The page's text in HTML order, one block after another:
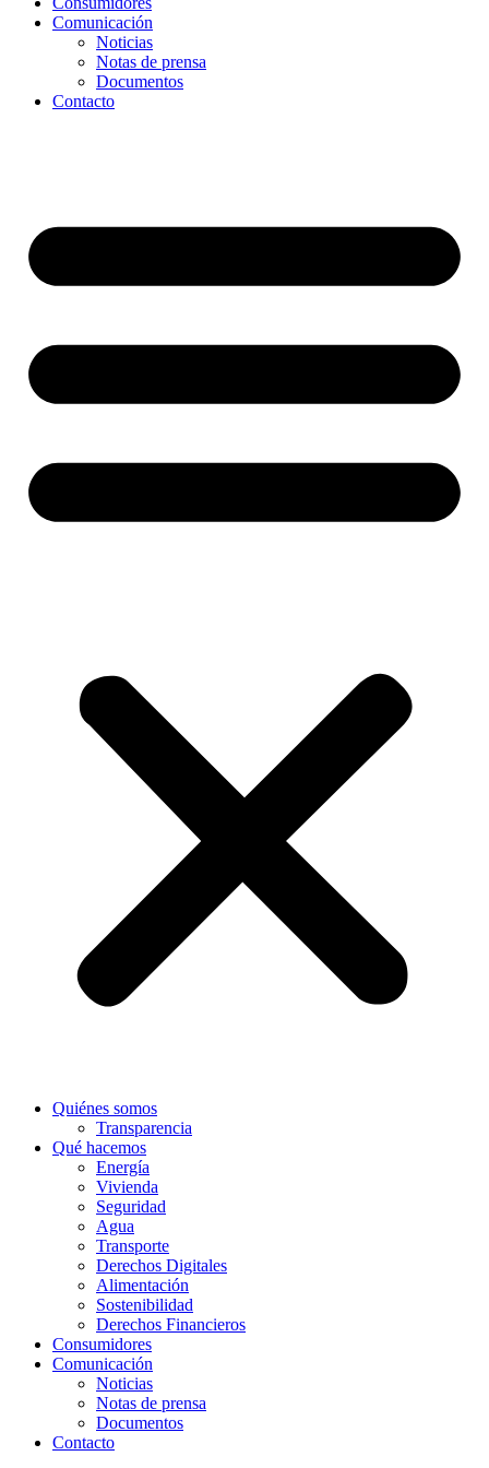
Comunicación
Noticias
Notas de prensa
Documentos
Contacto
Quiénes somos
Transparencia
Qué hacemos
Energía
Vivienda
Seguridad
Agua
Transporte
Derechos Digitales
Alimentación
Sostenibilidad
Derechos Financieros
Consumidores
Comunicación
Noticias
Notas de prensa
Documentos
Contacto